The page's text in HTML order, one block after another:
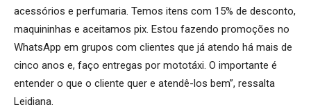
acessórios e perfumaria. Temos itens com 15% de desconto,
maquininhas e aceitamos pix. Estou fazendo promoções no
WhatsApp em grupos com clientes que já atendo há mais de
cinco anos e, faço entregas por mototáxi. O importante é
entender o que o cliente quer e atendê-los bem”, ressalta
Leidiana.